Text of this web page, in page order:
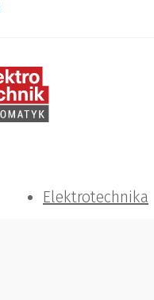
Elektrotechnika